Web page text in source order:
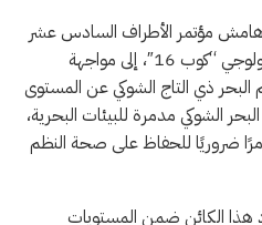
مؤتمر الأطراف السادس عشر
لاتفاقية الأمم المتحدة للتنوع البيولوجي “كوب 16″، إلى مواجهة
ذي التاج الشوكي عن المستوى
الشوكي مدمرة للبيئات البحرية،
ضروريًا للحفاظ على صحة النظم
الكائن ضمن المستويات